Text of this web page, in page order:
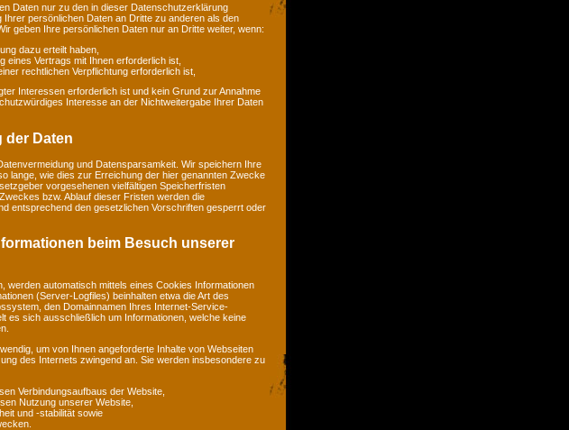
Daten nur zu den in dieser Datenschutzerklärung
persönlichen Daten an Dritte zu anderen als den
geben Ihre persönlichen Daten nur an Dritte weiter, wenn:
dazu erteilt haben,
eines Vertrags mit Ihnen erforderlich ist,
rechtlichen Verpflichtung erforderlich ist,
Interessen erforderlich ist und kein Grund zur Annahme
Interesse an der Nichtweitergabe Ihrer Daten
der Daten
und Datensparsamkeit. Wir speichern Ihre
lange, wie dies zur Erreichung der hier genannten Zwecke
vorgesehenen vielfältigen Speicherfristen
bzw. Ablauf dieser Fristen werden die
entsprechend den gesetzlichen Vorschriften gesperrt oder
beim Besuch unserer
werden automatisch mittels eines Cookies Informationen
(Server-Logfiles) beinhalten etwa die Art des
den Domainnamen Ihres Internet-Service-
es sich ausschließlich um Informationen, welche keine
um von Ihnen angeforderte Inhalte von Webseiten
des Internets zwingend an. Sie werden insbesondere zu
Verbindungsaufbaus der Website,
Nutzung unserer Website,
und -stabilität sowie